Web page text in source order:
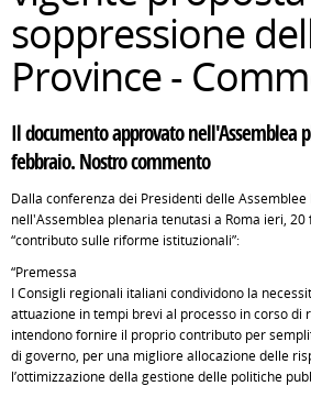
soppressione
Province -
Il documento approvato nell'Assemblea
febbraio. Nostro commento
Dalla conferenza dei Presidenti delle
nell'Assemblea plenaria tenutasi a Roma ieri,
“contributo sulle riforme istituzionali”:
“Premessa
I Consigli regionali italiani condividono la
attuazione in tempi brevi al processo in corso di
intendono fornire il proprio contributo per
di governo, per una migliore allocazione delle
l’ottimizzazione della gestione delle politiche